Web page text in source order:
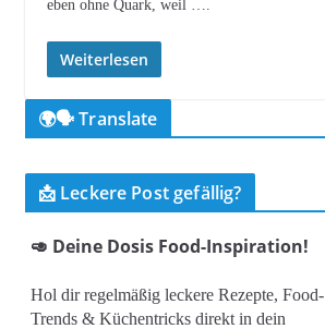
eben ohne Quark, weil ….
Weiterlesen
🌍🗣️ Translate
📩 Leckere Post gefällig?
🥑 Deine Dosis Food-Inspiration!
Hol dir regelmäßig leckere Rezepte, Food-
Trends & Küchentricks direkt in dein